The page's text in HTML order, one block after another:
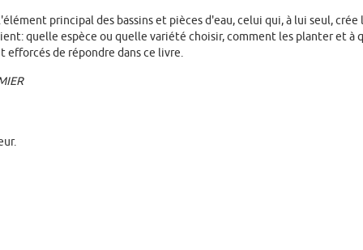
principal des bassins et pièces d'eau, celui qui, à lui seul,
quelle espèce ou quelle variété choisir, comment les planter et à
efforcés de répondre dans ce livre.